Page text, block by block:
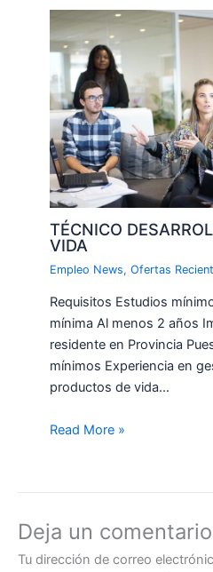
TÉCNICO
VIDA
Empleo News,Ofertas
Requisitos Estudios
mínima Al menos 2 años
residente en Provincia
mínimos Experiencia en
productos de vida…
Read More »
Deja un comentario
Tu dirección de correo